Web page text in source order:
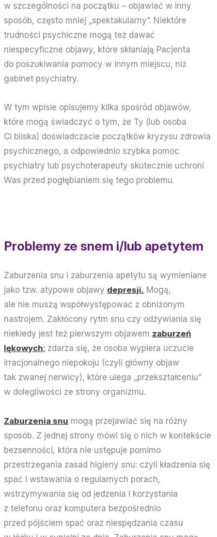
w szczególności na początku – objawiać w inny
sposób, często mniej „spektakularny”. Niektóre
trudności psychiczne mogą też dawać
niespecyficzne objawy, które skłaniają Pacjenta
do poszukiwania pomocy w innym miejscu, niż
gabinet psychiatry.
W tym wpisie opisujemy kilka spośród objawów,
które mogą świadczyć o tym, że Ty (lub osoba
Ci bliska) doświadczacie początków kryzysu zdrowia
psychicznego, a odpowiednio szybka pomoc
psychiatry lub psychoterapeuty skutecznie uchroni
Was przed pogłębianiem się tego problemu.
Problemy ze snem i/lub apetytem
Zaburzenia snu i zaburzenia apetytu są wymieniane
jako tzw. atypowe objawy depresji. Mogą,
ale nie muszą współwystępować z obniżonym
nastrojem. Zakłócony rytm snu czy odżywiania się
niekiedy jest też pierwszym objawem zaburzeń
lękowych: zdarza się, że osoba wypiera uczucie
irracjonalnego niepokoju (czyli główny objaw
tak zwanej nerwicy), które ulega „przekształceniu”
w dolegliwości ze strony organizmu.
Zaburzenia snu mogą przejawiać się na różny
sposób. Z jednej strony mówi się o nich w kontekście
bezsenności, która nie ustępuje pomimo
przestrzegania zasad higieny snu: czyli kładzenia się
spać i wstawania o regularnych porach,
wstrzymywania się od jedzenia i korzystania
z telefonu oraz komputera bezpośrednio
przed pójściem spać oraz niespędzania czasu